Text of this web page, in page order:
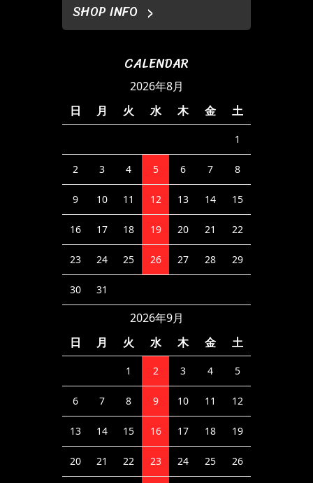
SHOP INFO
CALENDAR
2026年8月
日
月 火 水 木 金 土
1
2 3 4 5 6 7 8
9 10 11 12 13 14 15
16 17 18 19 20 21 22
23 24 25 26 27 28 29
30 31
2026年9月
日
月 火 水 木 金 土
1 2 3 4 5
6 7 8 9 10 11 12
13 14 15 16 17 18 19
20 21 22 23 24 25 26